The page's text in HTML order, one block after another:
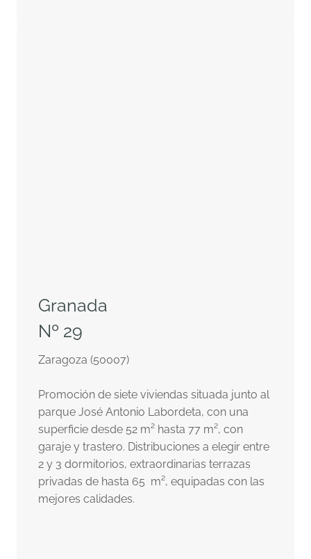
Granada
Nº 29
Zaragoza (50007)
Promoción de siete viviendas situada junto al
parque José Antonio Labordeta, con una
superficie desde 52 m² hasta 77 m², con
garaje y trastero. Distribuciones a elegir entre
2 y 3 dormitorios, extraordinarias terrazas
privadas de hasta 65 m², equipadas con las
mejores calidades.